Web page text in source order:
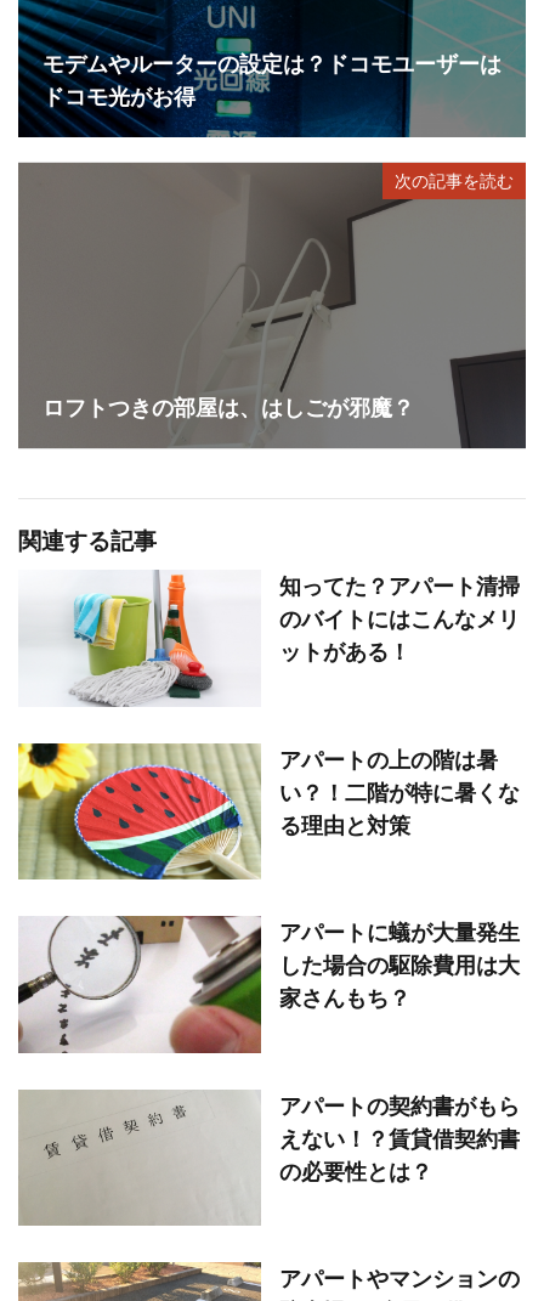
モデムやルーターの設定は？ドコモユーザーは
ドコモ光がお得
次の記事を読む
ロフトつきの部屋は、はしごが邪魔？
関連する記事
知ってた？アパート清掃
のバイトにはこんなメリ
ットがある！
アパートの上の階は暑
い？！二階が特に暑くな
る理由と対策
アパートに蟻が大量発生
した場合の駆除費用は大
家さんもち？
アパートの契約書がもら
えない！？賃貸借契約書
の必要性とは？
アパートやマンションの